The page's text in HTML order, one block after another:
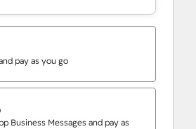
pay as you go
Business Messages and pay as